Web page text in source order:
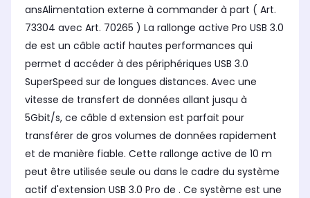
ansAlimentation externe à commander à part ( Art.
73304 avec Art. 70265 ) La rallonge active Pro USB 3.0
de est un câble actif hautes performances qui
permet d accéder à des périphériques USB 3.0
SuperSpeed sur de longues distances. Avec une
vitesse de transfert de données allant jusqu à
5Gbit/s, ce câble d extension est parfait pour
transférer de gros volumes de données rapidement
et de manière fiable. Cette rallonge active de 10 m
peut être utilisée seule ou dans le cadre du système
actif d'extension USB 3.0 Pro de . Ce système est une